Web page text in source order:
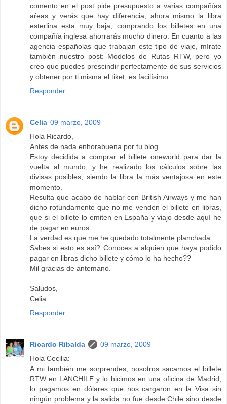
comento en el post pide presupuesto a varias compañías
aŕeas y verás que hay diferencia, ahora mismo la libra
esterlina esta muy baja, comprando los billetes en una
compañía inglesa ahorrarás mucho dinero. En cuanto a las
agencia españolas que trabajan este tipo de viaje, mírate
también nuestro post: Modelos de Rutas RTW, pero yo
creo que puedes prescindir perfectamente de sus servicios
y obtener por ti misma el tiket, es facilísimo.
Responder
Celia 09 marzo, 2009
Hola Ricardo,
Antes de nada enhorabuena por tu blog.
Estoy decidida a comprar el billete oneworld para dar la
vuelta al mundo, y he realizado los cálculos sobre las
divisas posibles, siendo la libra la más ventajosa en este
momento.
Resulta que acabo de hablar con British Airways y me han
dicho rotundamente que no me venden el billete en libras,
que si el billete lo emiten en España y viajo desde aquí he
de pagar en euros.
La verdad es que me he quedado totalmente planchada...
Sabes si esto es así? Conoces a alquien que haya podido
pagar en libras dicho billete y cómo lo ha hecho??
Mil gracias de antemano.
Saludos,
Celia
Responder
Ricardo Ribalda
09 marzo, 2009
Hola Cecilia:
A mi también me sorprendes, nosotros sacamos el billete
RTW en LANCHILE y lo hicimos en una oficina de Madrid,
lo pagamos en dólares que nos cargaron en la Visa sin
ningún problema y la salida no fue desde Chile sino desde